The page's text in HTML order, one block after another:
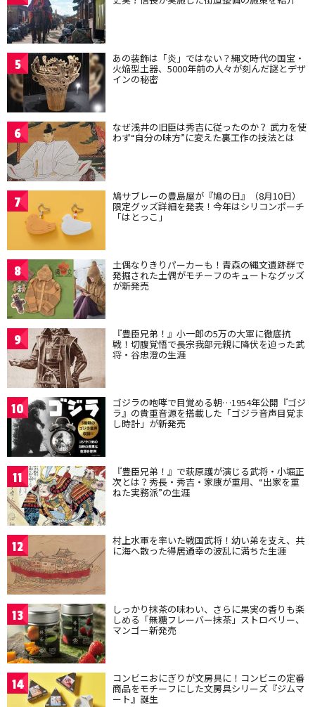
5 あの装飾は「炎」ではない？縄文時代の国宝・
火焔型土器、5000年前の人々が刻んだ謎とデザ
インの秘密
6 なぜ浅井の旧臣は秀吉に従ったのか？ 武力を使
わず“自分の味方”に変えた裏工作の技法とは
7 鳩サブレーの豊島屋が『鳩の日』（8月10日）
限定グッズ詳細を発表！今年はシリコンポーチ
「はとっこ」
8 土偶なりきりパーカーも！青森の縄文遺跡群で
発掘された土偶がモチーフのキュートなグッズ
が新発売
9 『豊臣兄弟！』小一郎の5万の大軍に徹底抗
戦！切腹覚悟で長宗我部元親に降伏を迫った武
将・谷忠澄の生涯
10 ゴジラの咆哮で目覚める朝…1954年公開『ゴジ
ラ』の貴重音源を搭載した「ゴジラ音声目覚ま
し時計」が新発売
11 『豊臣兄弟！』で萩原護が演じる武将・小堀正
次とは？秀長・秀吉・家康が重用、“出家を重
ねた実務派”の生涯
12 村上水軍を率いた戦国武将！幼い弟を支え、共
に海へ散った得居通幸の波乱に満ちた生涯
13 しっかり抹茶の味わい、さらに果実の香りも楽
しめる「無糖フレーバー抹茶」ストロベリー、
マンゴー新発売
14 コンビニおにぎりが文房具に！コンビニの定番
商品をモチーフにした文房具シリーズ『ジムマ
ート』誕生